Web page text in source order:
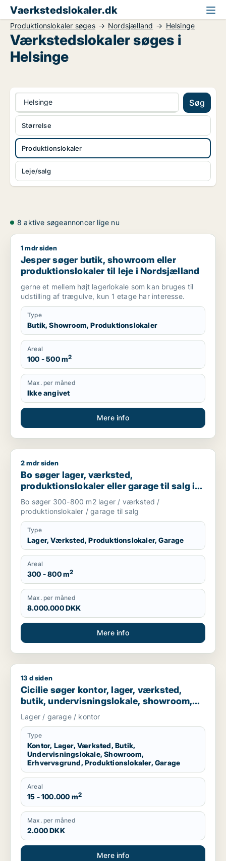
Vaerkstedslokaler.dk
Produktionslokaler søges Nordsjælland Helsinge
Værkstedslokaler søges i
Helsinge
Helsinge Søg
Produktionslokaler
Leje/salg
Størrelse
8 aktive søgeannoncer lige nu
Jesper søger butik, showroom eller produktionslokaler til
1 mdr siden
Jesper søger butik, showroom eller
produktionslokaler til leje i Nordsjælland
gerne et mellem højt lagerlokale som kan bruges til
udstilling af trægulve, kun 1 etage har interesse.
Type
Butik, Showroom, Produktionslokaler
Areal
100 - 500 m2
Max. per måned
Ikke angivet
Mere info
Bo søger lager, værksted, produktionslokaler eller garage
2 mdr siden
Bo søger lager, værksted,
produktionslokaler eller garage til salg i
Nordsjælland
Bo søger 300-800 m2 lager / værksted /
produktionslokaler / garage til salg
Type
Lager, Værksted, Produktionslokaler, Garage
Areal
300 - 800 m2
Max. per måned
8.000.000 DKK
Mere info
Cicilie søger kontor, lager, værksted, butik,
13 d siden
Cicilie søger kontor, lager, værksted,
butik, undervisningslokale, showroom,
erhvervsgrund, produktionslokaler eller
garage til leje i Region Sjælland eller
Nordsjælland
Lager / garage / kontor
Type
Kontor, Lager, Værksted, Butik,
Undervisningslokale, Showroom,
Erhvervsgrund, Produktionslokaler, Garage
Areal
15 - 100.000 m2
Max. per måned
2.000 DKK
Mere info